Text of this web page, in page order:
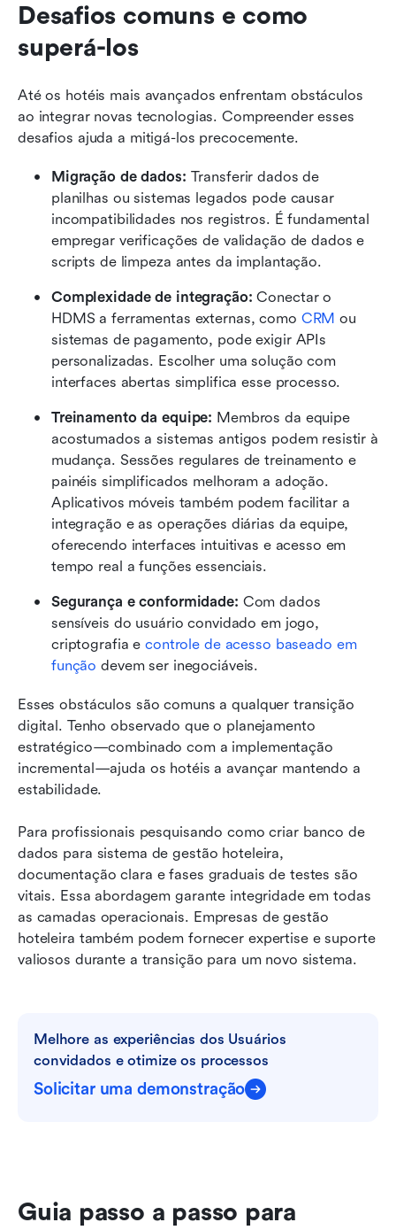
Desafios comuns e como
superá-los
Até os hotéis mais avançados enfrentam obstáculos
ao integrar novas tecnologias. Compreender esses
desafios ajuda a mitigá-los precocemente.
Migração de dados: Transferir dados de
planilhas ou sistemas legados pode causar
incompatibilidades nos registros. É fundamental
empregar verificações de validação de dados e
scripts de limpeza antes da implantação.
Complexidade de integração: Conectar o
HDMS a ferramentas externas, como CRM ou
sistemas de pagamento, pode exigir APIs
personalizadas. Escolher uma solução com
interfaces abertas simplifica esse processo.
Treinamento da equipe: Membros da equipe
acostumados a sistemas antigos podem resistir à
mudança. Sessões regulares de treinamento e
painéis simplificados melhoram a adoção.
Aplicativos móveis também podem facilitar a
integração e as operações diárias da equipe,
oferecendo interfaces intuitivas e acesso em
tempo real a funções essenciais.
Segurança e conformidade: Com dados
sensíveis do usuário convidado em jogo,
criptografia e controle de acesso baseado em
função devem ser inegociáveis.
Esses obstáculos são comuns a qualquer transição
digital. Tenho observado que o planejamento
estratégico—combinado com a implementação
incremental—ajuda os hotéis a avançar mantendo a
estabilidade.
Para profissionais pesquisando como criar banco de
dados para sistema de gestão hoteleira,
documentação clara e fases graduais de testes são
vitais. Essa abordagem garante integridade em todas
as camadas operacionais. Empresas de gestão
hoteleira também podem fornecer expertise e suporte
valiosos durante a transição para um novo sistema.
Melhore as experiências dos Usuários
convidados e otimize os processos
Solicitar uma demonstração
Guia passo a passo para